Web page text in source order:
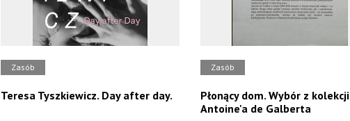
Zasób
Teresa Tyszkiewicz. Day after day.
Zasób
Płonący dom. Wybór z kolekcji
Antoine'a de Galberta